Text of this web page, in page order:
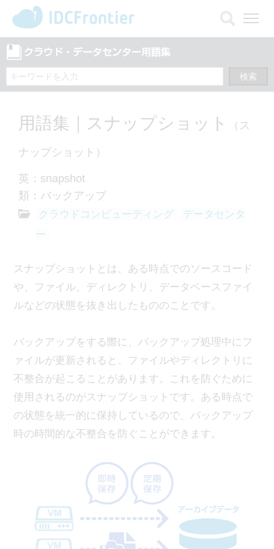
メ
を
開
用語集｜スナップショット （ス
ナップショット）
英：snapshot
類：バックアップ
クラウドコンピューティング
データセンタ
ー
スナップショットとは、ある時点でのソースコード
や、ファイル、ディレクトリ、データベースファイ
ルなどの状態を抜き出したもののことです。
バックアップをする際に、バックアップ処理中にフ
ァイルが更新されると、ファイルやディレクトリに
不整合が起こることがあります。これを防ぐために
使用されるのがスナップショットです。ある時点で
の状態を統一的に保持しているので、バックアップ
時の時間的な不整合を防ぐことができます。